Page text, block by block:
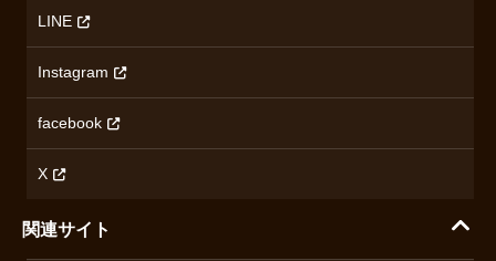
オリエントスター
ロンジン
チューダー
ブランド一覧を見る
プライバシーポリシー
無断転載・商用利用について
コンテンツ制作ポリシーおよび生成AIの利用指針
LINE
Instagram
facebook
X
関連サイト